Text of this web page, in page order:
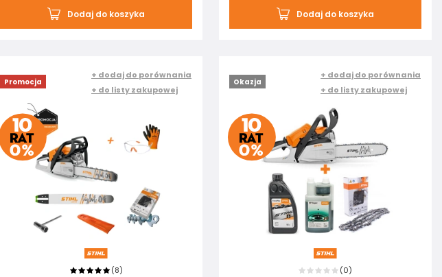
Dodaj do koszyka Dodaj do koszyka
Promocja
+ dodaj do porównania
+ do listy zakupowej
(8)
Okazja
+ dodaj do porównania
+ do listy zakupowej
(0)